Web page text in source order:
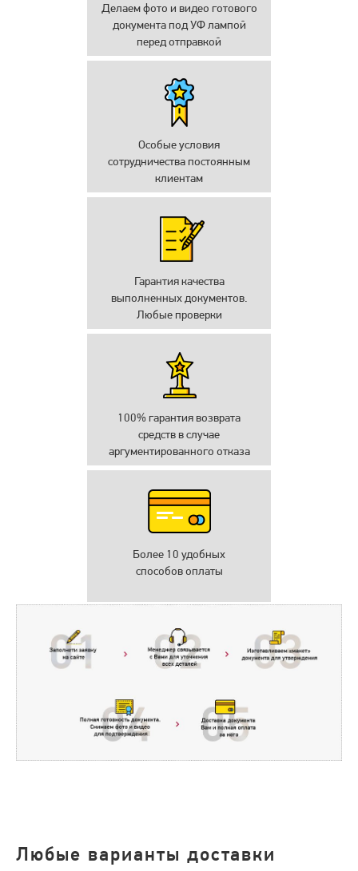
Делаем фото и видео готового
документа под УФ лампой
перед отправкой
Особые условия
сотрудничества постоянным
клиентам
Гарантия качества
выполненных документов.
Любые проверки
100% гарантия возврата
средств в случае
аргументированного отказа
Более 10 удобных
способов оплаты
Любые варианты доставки